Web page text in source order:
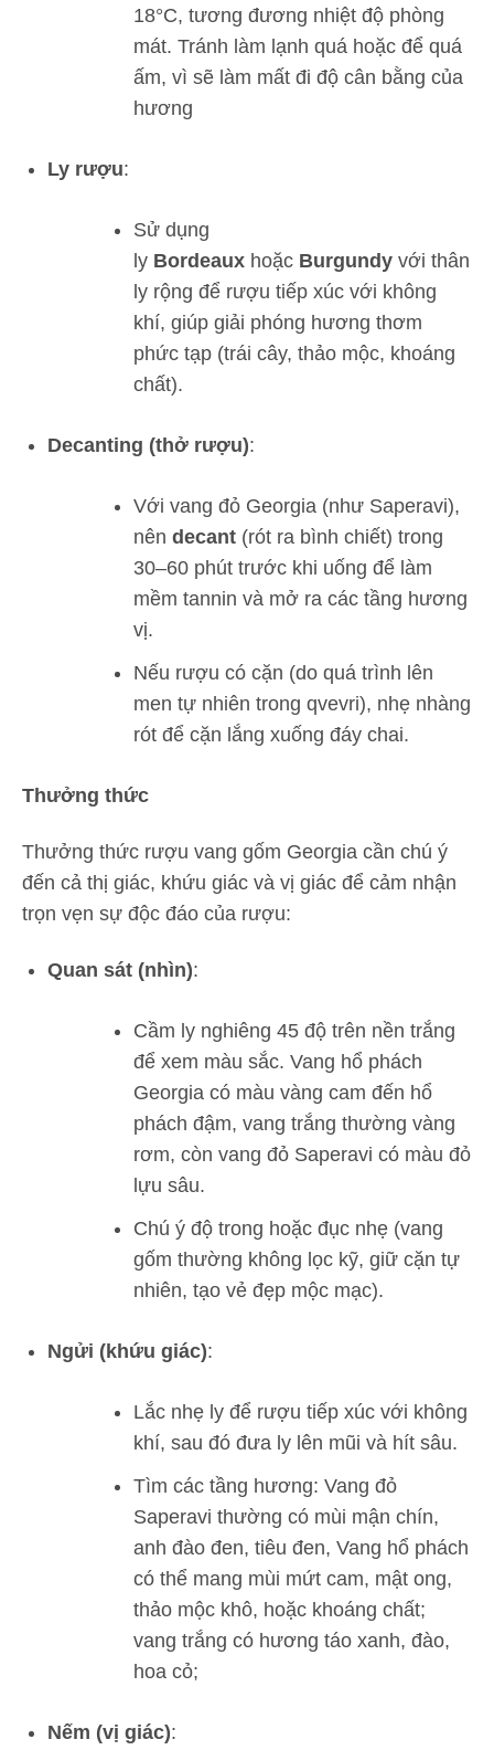
18°C, tương đương nhiệt độ phòng
mát. Tránh làm lạnh quá hoặc để quá
ấm, vì sẽ làm mất đi độ cân bằng của
hương
Ly rượu:
Sử dụng
ly Bordeauxhoặc Burgundyvới thân
ly rộng để rượu tiếp xúc với không
khí, giúp giải phóng hương thơm
phức tạp (trái cây, thảo mộc, khoáng
chất).
Decanting (thở rượu):
Với vang đỏ Georgia (như Saperavi),
nên decant(rót ra bình chiết) trong
30–60 phút trước khi uống để làm
mềm tannin và mở ra các tầng hương
vị.
Nếu rượu có cặn (do quá trình lên
men tự nhiên trong qvevri), nhẹ nhàng
rót để cặn lắng xuống đáy chai.
Thưởng thức
Thưởng thức rượu vang gốm Georgia cần chú ý
đến cả thị giác, khứu giác và vị giác để cảm nhận
trọn vẹn sự độc đáo của rượu:
Quan sát (nhìn):
Cầm ly nghiêng 45 độ trên nền trắng
để xem màu sắc. Vang hổ phách
Georgia có màu vàng cam đến hổ
phách đậm, vang trắng thường vàng
rơm, còn vang đỏ Saperavi có màu đỏ
lựu sâu.
Chú ý độ trong hoặc đục nhẹ (vang
gốm thường không lọc kỹ, giữ cặn tự
nhiên, tạo vẻ đẹp mộc mạc).
Ngửi (khứu giác):
Lắc nhẹ ly để rượu tiếp xúc với không
khí, sau đó đưa ly lên mũi và hít sâu.
Tìm các tầng hương: Vang đỏ
Saperavi thường có mùi mận chín,
anh đào đen, tiêu đen, Vang hổ phách
có thể mang mùi mứt cam, mật ong,
thảo mộc khô, hoặc khoáng chất;
vang trắng có hương táo xanh, đào,
hoa cỏ;
Nếm (vị giác):